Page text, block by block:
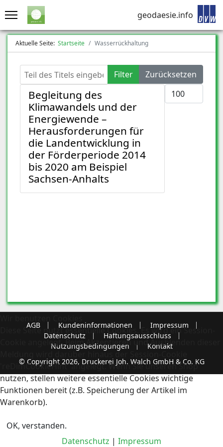
geodaesie.info
Aktuelle Seite: Startseite Wasserrückhaltung
Teil des Titels eingeben Filter
Zurücksetzen
Anzeige #
Begleitung des
Klimawandels und der
Energiewende –
Herausforderungen für
die Landentwicklung in
der Förderperiode 2014
bis 2020 am Beispiel
Sachsen-Anhalts
AGB Kundeninformationen
Impressum
Datenschutz
Haftungsausschluss
Nutzungsbedingungen
Kontakt
© Copyright 2026, Druckerei Joh. Walch GmbH & Co. KG
Diese Seite nutzt essentielle Cookies. Es wird ein Session-
Cookie angelegt. Beim Akzeptieren und Ausblenden dieser
Meldung wird darüber hinaus der Session-Cookie
'reDimCookieHint' angelegt. Wenn Sie unseren Shop
nutzen, stellen weitere essentielle Cookies wichtige
Funktionen bereit (z.B. Speicherung der Artikel im
Warenkorb).
OK, verstanden.
Datenschutz | Impressum